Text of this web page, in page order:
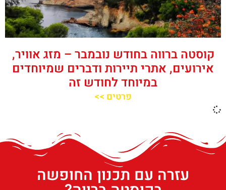
קוסטה ברווה בחודש נובמבר – מזג אוויר,
אירועים, אתרי תיירות ודברים שמיוחדים
במיוחד לחודש זה
פרטים >>
עזרה עם תכנון החופשה